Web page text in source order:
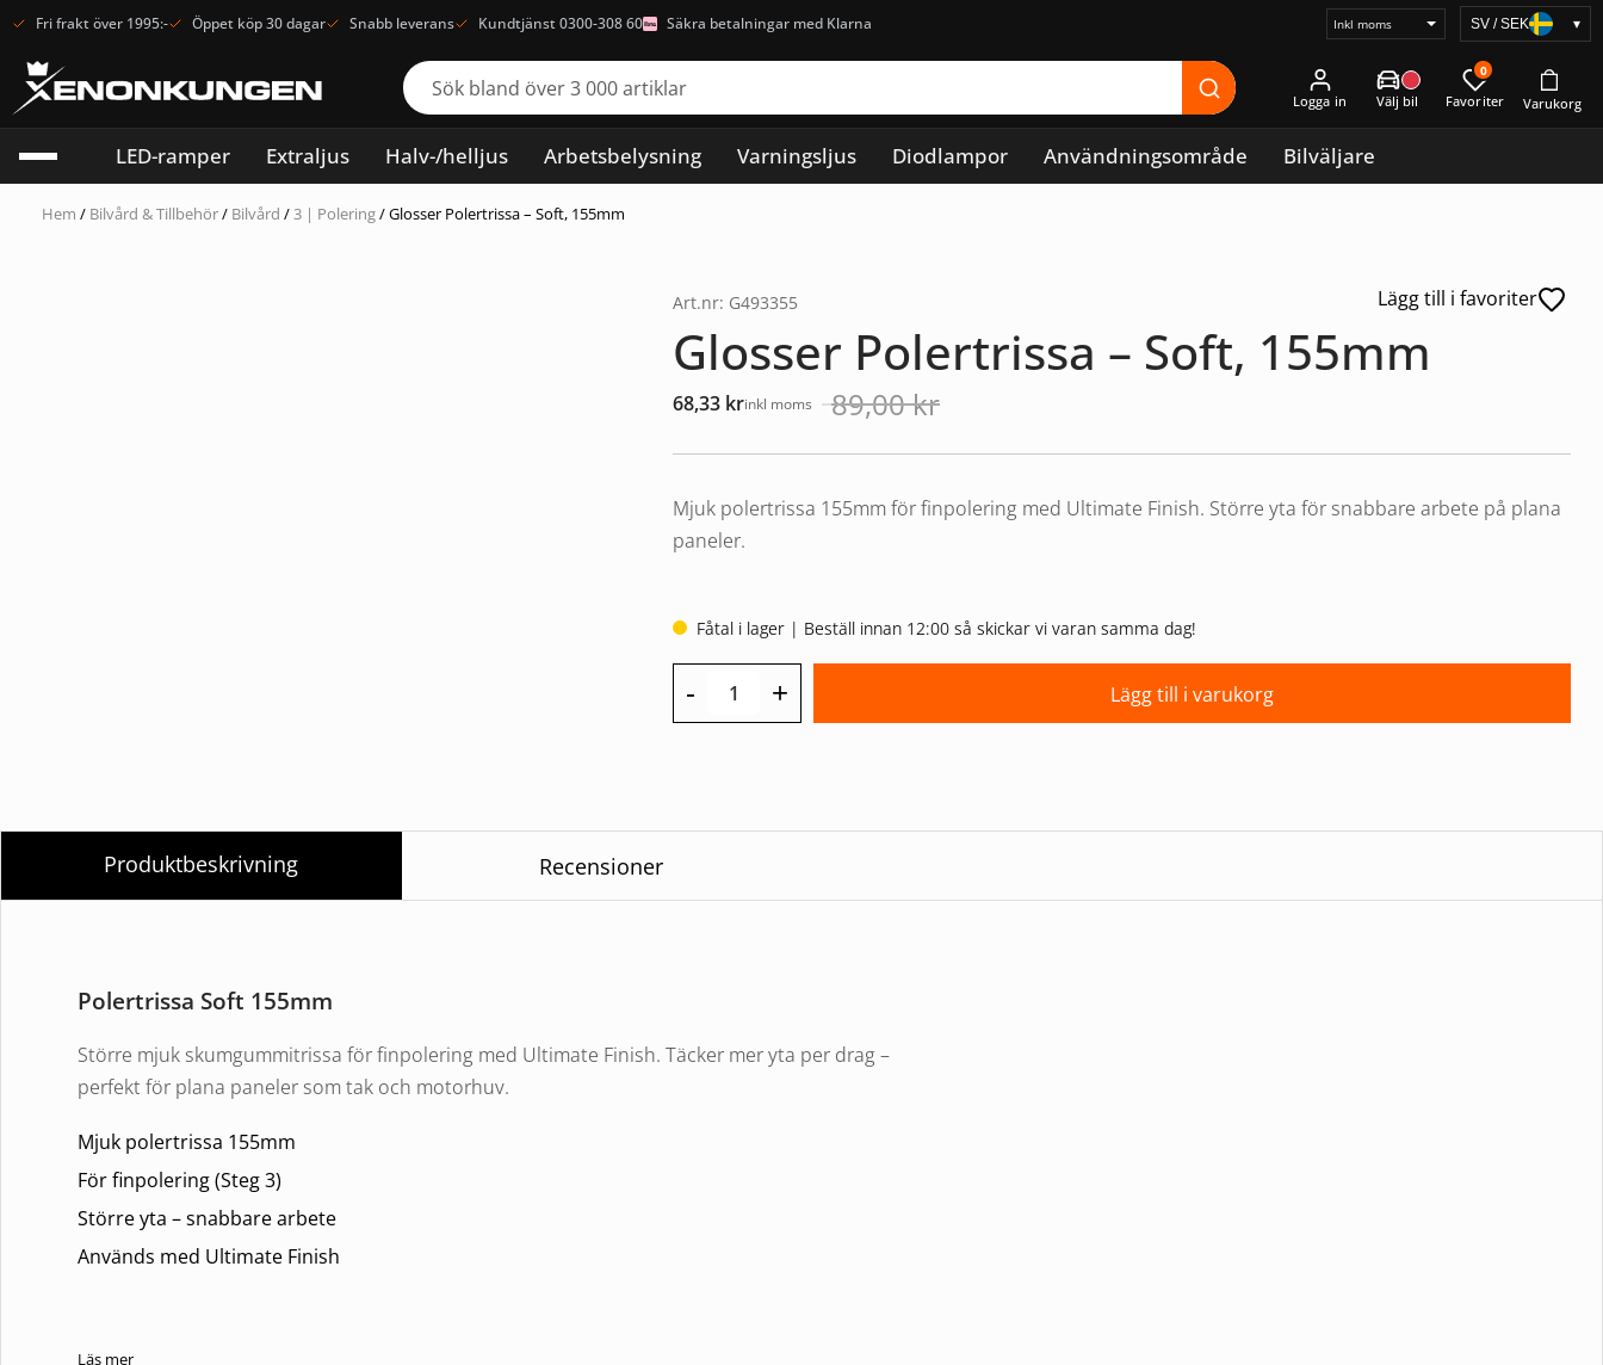
Fri frakt över 1995:- Öppet köp 30 dagar Snabb leverans Kundtjänst 0300-308 60 Säkra betalningar med Klarna
Välj
SV / SEK ▾
Logga in
0
LED-ramper Extraljus Halv-/helljus Arbetsbelysning Varningsljus Diodlampor Användningsområde Bilväljare
Hem / Bilvård & Tillbehör/ Bilvård / 3 | Polering/ Glosser Polertrissa – Soft, 155mm
Lägg till i favoriter
Art.nr: G493355
Glosser Polertrissa – Soft, 155mm
89,00kr
Det
ursprungliga
var:
89,00 kr.
68,33 kr
Det
nuvarande
är:
68,33 kr.
inkl moms
Mjuk polertrissa 155mm för finpolering med Ultimate Finish. Större yta för snabbare arbete på plana
paneler.
Fåtal i lager | Beställ innan 12:00 så skickar vi varan samma dag!
- + Lägg till i varukorg
Produktbeskrivning Recensioner
Polertrissa Soft 155mm
Större mjuk skumgummitrissa för finpolering med Ultimate Finish. Täcker mer yta per drag –
perfekt för plana paneler som tak och motorhuv.
Mjuk polertrissa 155mm
För finpolering (Steg 3)
Större yta – snabbare arbete
Används med Ultimate Finish
Läs mer